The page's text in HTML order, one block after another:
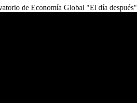
de Economía Global "El día después"